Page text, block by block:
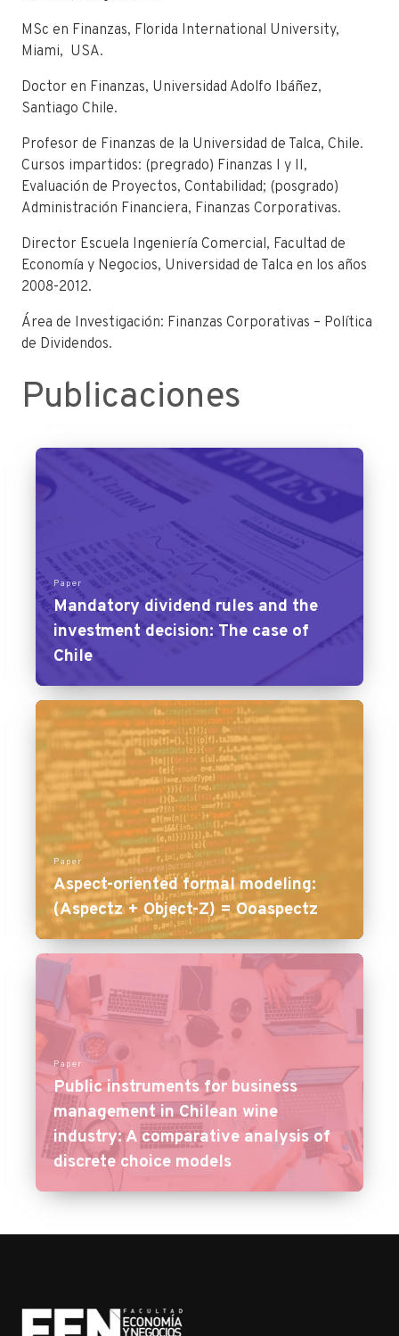
MSc en Finanzas, Florida International University,
Miami, USA.
Doctor en Finanzas, Universidad Adolfo Ibáñez,
Santiago Chile.
Profesor de Finanzas de la Universidad de Talca, Chile.
Cursos impartidos: (pregrado) Finanzas I y II,
Evaluación de Proyectos, Contabilidad; (posgrado)
Administración Financiera, Finanzas Corporativas.
Director Escuela Ingeniería Comercial, Facultad de
Economía y Negocios, Universidad de Talca en los años
2008-2012.
Área de Investigación: Finanzas Corporativas – Política
de Dividendos.
Publicaciones
Paper
Mandatory dividend rules and the
investment decision: The case of
Chile
Paper
Aspect-oriented formal modeling:
(Aspectz + Object-Z) = Ooaspectz
Paper
Public instruments for business
management in Chilean wine
industry: A comparative analysis of
discrete choice models